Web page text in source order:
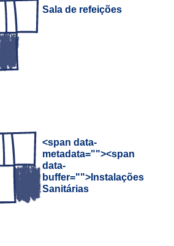
Sala de refeições
<span data-
metadata=""><span
data-
buffer="">Instalações
Sanitárias